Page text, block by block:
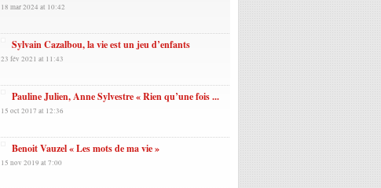
18 mar 2024 at 10:42
Sylvain Cazalbou, la vie est un jeu d’enfants
23 fév 2021 at 11:43
Pauline Julien, Anne Sylvestre « Rien qu’une fois ...
15 oct 2017 at 12:36
Benoit Vauzel « Les mots de ma vie »
15 nov 2019 at 7:00